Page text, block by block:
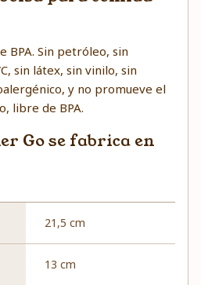
BPA. Sin petróleo, sin
sin látex, sin vinilo, sin
y no promueve el
libre de BPA.
Go se fabrica en
21,5 cm
13 cm